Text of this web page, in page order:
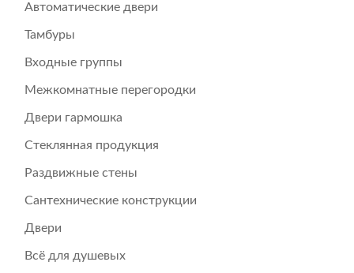
Автоматические двери
Тамбуры
Входные группы
Межкомнатные перегородки
Двери гармошка
Стеклянная продукция
Раздвижные стены
Сантехнические конструкции
Двери
Всё для душевых